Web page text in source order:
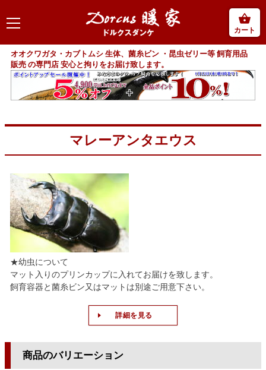
カート
オオクワガタ・カブトムシ 生体、菌糸ビン ・昆虫ゼリー等 飼育用品
販売 の専門店 安心と拘りをお届け致します。
マレーアンタエウス
★幼虫について
マット入りのプリンカップに入れてお届けを致します。
飼育容器と菌糸ビン又はマットは別途ご用意下さい。
詳細を見る
商品のバリエーション